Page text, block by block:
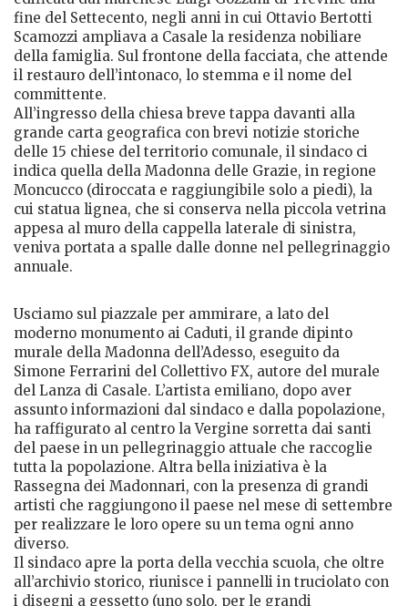
fine del Settecento, negli anni in cui Ottavio Bertotti
Scamozzi ampliava a Casale la residenza nobiliare
della famiglia. Sul frontone della facciata, che attende
il restauro dell’intonaco, lo stemma e il nome del
committente.
All’ingresso della chiesa breve tappa davanti alla
grande carta geografica con brevi notizie storiche
delle 15 chiese del territorio comunale, il sindaco ci
indica quella della Madonna delle Grazie, in regione
Moncucco (diroccata e raggiungibile solo a piedi), la
cui statua lignea, che si conserva nella piccola vetrina
appesa al muro della cappella laterale di sinistra,
veniva portata a spalle dalle donne nel pellegrinaggio
annuale.
Usciamo sul piazzale per ammirare, a lato del
moderno monumento ai Caduti, il grande dipinto
murale della Madonna dell’Adesso, eseguito da
Simone Ferrarini del Collettivo FX, autore del murale
del Lanza di Casale. L’artista emiliano, dopo aver
assunto informazioni dal sindaco e dalla popolazione,
ha raffigurato al centro la Vergine sorretta dai santi
del paese in un pellegrinaggio attuale che raccoglie
tutta la popolazione. Altra bella iniziativa è la
Rassegna dei Madonnari, con la presenza di grandi
artisti che raggiungono il paese nel mese di settembre
per realizzare le loro opere su un tema ogni anno
diverso.
Il sindaco apre la porta della vecchia scuola, che oltre
all’archivio storico, riunisce i pannelli in truciolato con
i disegni a gessetto (uno solo, per le grandi